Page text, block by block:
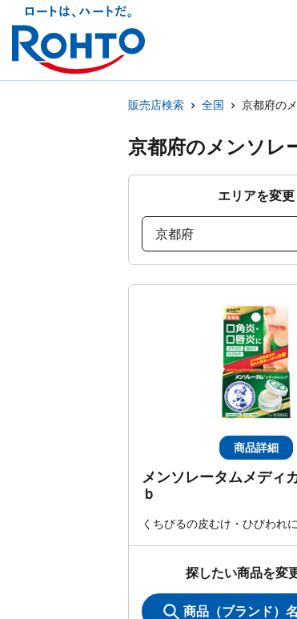
販売店検索 全国 京都府の
京都府のメンソレ
エリアを変更
京都府
商品詳細
メンソレータムメディ
ｂ
くちびるの皮むけ・ひびわれに
探したい商品を変
商品（ブランド）